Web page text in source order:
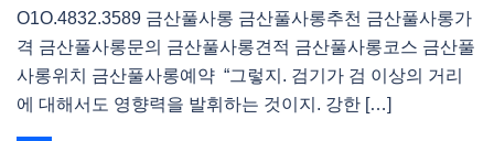
O1O.4832.3589 금산풀사롱 금산풀사롱추천 금산풀사롱가
격 금산풀사롱문의 금산풀사롱견적 금산풀사롱코스 금산풀
사롱위치 금산풀사롱예약 “그렇지. 검기가 검 이상의 거리
에 대해서도 영향력을 발휘하는 것이지. 강한 […]